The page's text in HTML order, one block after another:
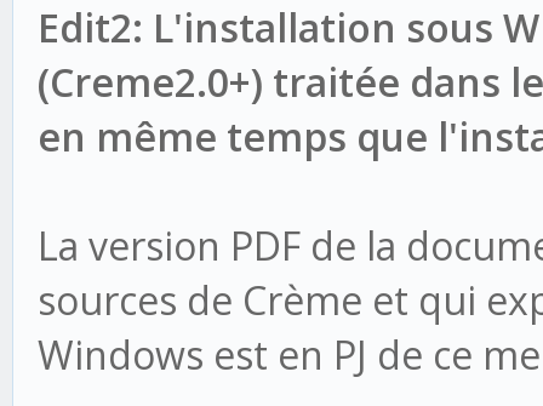
Edit2: L'installation sous
(Creme2.0+) traitée dans
en même temps que
La version PDF de la
sources de Crème et qui
Windows est en PJ de ce